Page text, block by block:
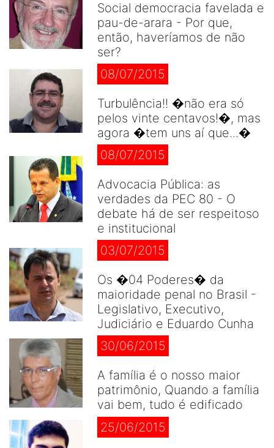
Social democracia favelada e
pau-de-arara - Por que,
então, haveríamos de não
ser?
08/07/2015
Turbulência!! �não era só
pelos vinte centavos!�, mas
agora �tem uns aí que...�
08/07/2015
Advocacia Pública: as
verdades da PEC 80 - O
debate há de ser respeitoso
e institucional
03/07/2015
Os �04 Poderes� da
maioridade penal no Brasil -
Legislativo, Executivo,
Judiciário e Eduardo Cunha
30/06/2015
A família é o nosso maior
patrimônio, Quando a família
vai bem, tudo é edificado
25/06/2015